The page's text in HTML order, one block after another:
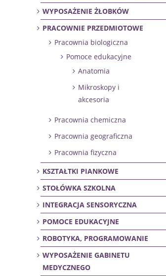
WYPOSAŻENIE ŻŁOBKÓW
PRACOWNIE PRZEDMIOTOWE
Pracownia biologiczna
Pomoce edukacyjne
Anatomia
Mikroskopy i
akcesoria
Pracownia chemiczna
Pracownia geograficzna
Pracownia fizyczna
KSZTAŁTKI PIANKOWE
STOŁÓWKA SZKOLNA
INTEGRACJA SENSORYCZNA
POMOCE EDUKACYJNE
ROBOTYKA, PROGRAMOWANIE
WYPOSAŻENIE GABINETU
MEDYCZNEGO